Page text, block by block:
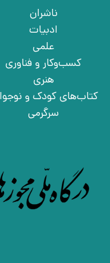
ناشران
ادبیات
علمی
کسب‌وکار و فناوری
هنری
کتاب‌های کودک و
سرگرمی